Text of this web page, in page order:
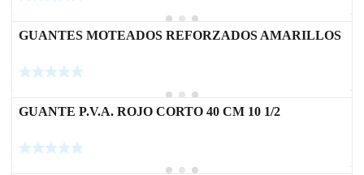
GUANTES MOTEADOS REFORZADOS AMARILLOS
GUANTE P.V.A. ROJO CORTO 40 CM 10 1/2